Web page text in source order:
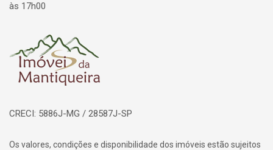
às 17h00
Página inicial
CRECI: 5886J-MG / 28587J-SP
Os valores, condições e disponibilidade dos imóveis estão sujeitos